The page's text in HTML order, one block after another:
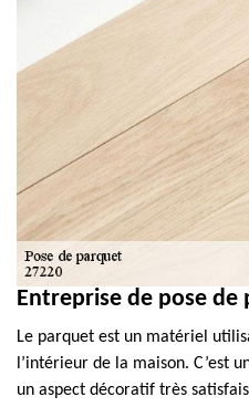
Entreprise de pose de
Le parquet est un matériel
l’intérieur de la maison. C’est
un aspect décoratif très